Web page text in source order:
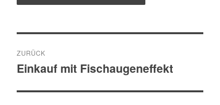
ZURÜCK
Vorheriger
Einkauf mit Fischaugeneffekt